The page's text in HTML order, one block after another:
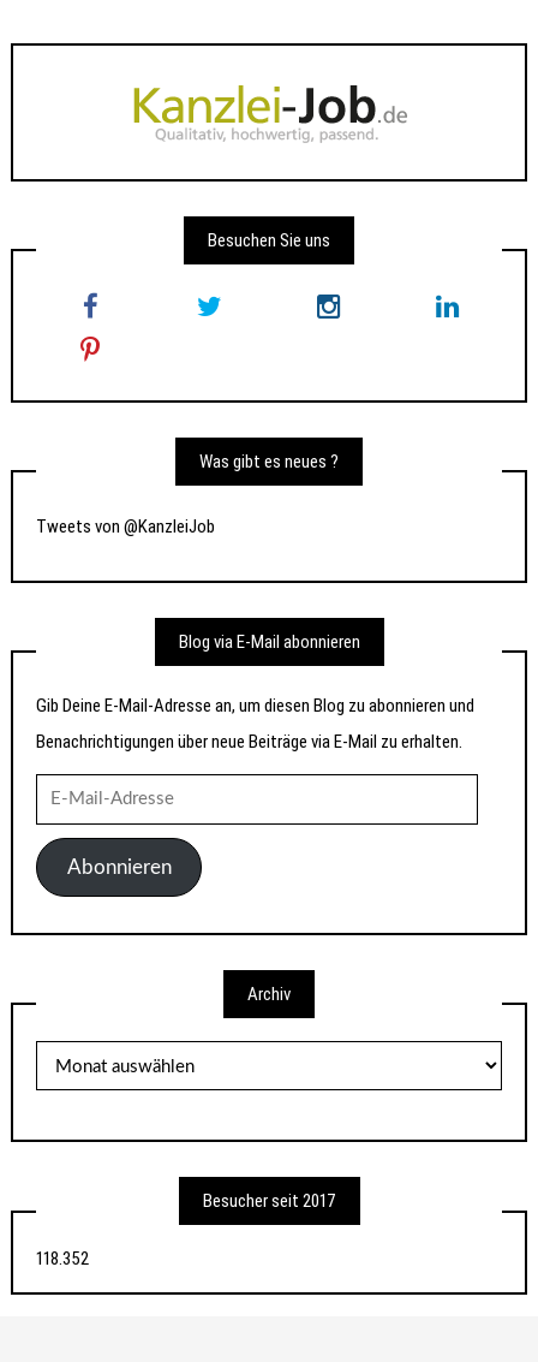
Besuchen Sie uns
Was gibt es neues ?
Tweets von @KanzleiJob
Blog via E-Mail abonnieren
Gib Deine E-Mail-Adresse an, um diesen Blog zu abonnieren und
Benachrichtigungen über neue Beiträge via E-Mail zu erhalten.
Mail-
AdresseAbonnieren
Archiv
Besucher seit 2017
118.352